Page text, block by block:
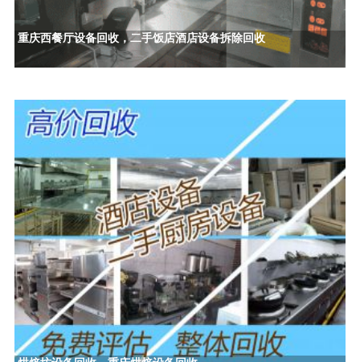
重庆西餐厅设备回收，二手饭店酒店设备拆除回收